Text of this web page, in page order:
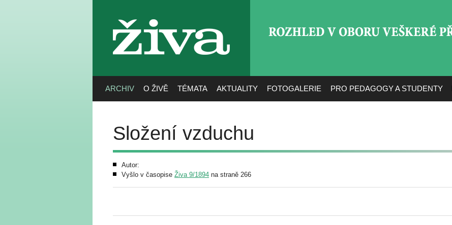
živa
ARCHIV O ŽIVĚ TÉMATA AKTUALITY FOTOGALERIE PRO PEDAGOGY A STUDENTY
Složení vzduchu
Autor:
Vyšlo v časopise Živa 9/1894 na straně 266